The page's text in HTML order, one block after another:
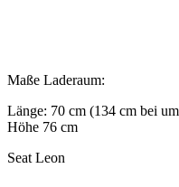
Maße Laderaum:
Länge: 70 cm (134 cm bei
Höhe 76 cm
Seat Leon